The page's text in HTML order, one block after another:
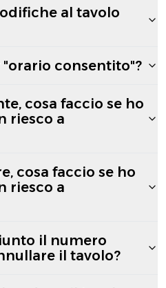
al tavolo
consentito"?
cosa faccio se ho
riesco a
cosa faccio se ho
riesco a
il numero
il tavolo?